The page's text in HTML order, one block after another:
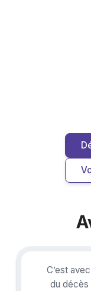
Créez un
les hommages
vous ou pour
C’est
du décès